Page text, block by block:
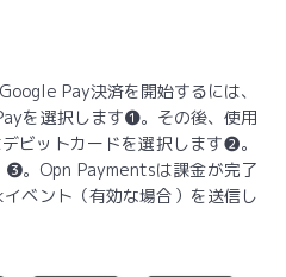
Pay決済を開始するには、
を選択します❶。その後、使用
ビットカードを選択します❷。
❸。Opn Paymentsは課金が完了
ベント（有効な場合）を送信し